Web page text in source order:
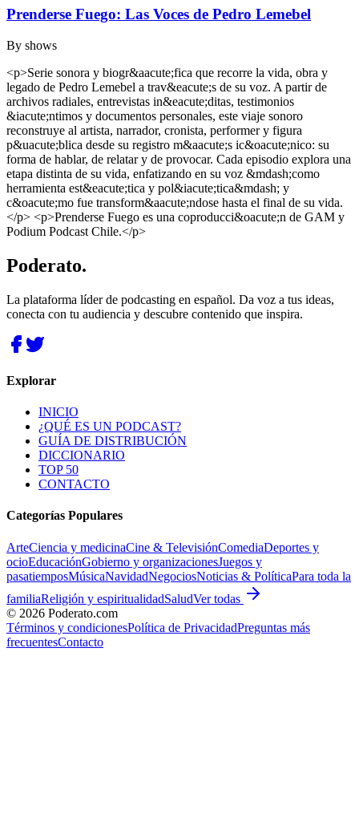
Prenderse Fuego: Las Voces de Pedro Lemebel
By shows
<p>Serie sonora y biogr&aacute;fica que recorre la vida, obra y
legado de Pedro Lemebel a trav&eacute;s de su voz. A partir de
archivos radiales, entrevistas in&eacute;ditas, testimonios
&iacute;ntimos y documentos personales, este viaje sonoro
reconstruye al artista, narrador, cronista, performer y figura
p&uacute;blica desde su registro m&aacute;s ic&oacute;nico: su
forma de hablar, de relatar y de provocar. Cada episodio explora una
etapa distinta de su vida, enfatizando en su voz &mdash;como
herramienta est&eacute;tica y pol&iacute;tica&mdash; y
c&oacute;mo fue transform&aacute;ndose hasta el final de su vida.
</p> <p>Prenderse Fuego es una coproducci&oacute;n de GAM y
Podium Podcast Chile.</p>
Poderato.
La plataforma líder de podcasting en español. Da voz a tus ideas,
conecta con tu audiencia y descubre contenido que inspira.
Explorar
INICIO
¿QUÉ ES UN PODCAST?
GUÍA DE DISTRIBUCIÓN
DICCIONARIO
TOP 50
CONTACTO
Categorías Populares
ArteCiencia y medicinaCine & TelevisiónComediaDeportes y
ocioEducaciónGobierno y organizacionesJuegos y
pasatiemposMúsicaNavidadNegociosNoticias & PolíticaPara toda la
familiaReligión y espiritualidadSaludVer todas
© 2026 Poderato.com
Términos y condicionesPolítica de PrivacidadPreguntas más
frecuentesContacto